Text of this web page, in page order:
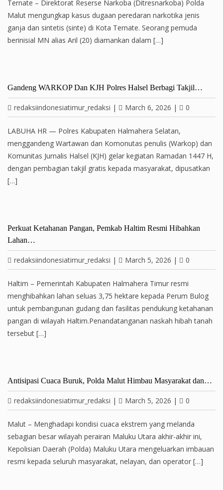
Ternate – Direktorat Reserse Narkoba (Ditresnarkoba) Polda
Malut mengungkap kasus dugaan peredaran narkotika jenis
ganja dan sintetis (sinte) di Kota Ternate. Seorang pemuda
berinisial MN alias Aril (20) diamankan dalam […]
Gandeng WARKOP Dan KJH Polres Halsel Berbagi Takjil…
redaksiindonesiatimur_redaksi | March 6, 2026 | 0
LABUHA HR — Polres Kabupaten Halmahera Selatan,
menggandeng Wartawan dan Komonutas penulis (Warkop) dan
Komunitas Jurnalis Halsel (KJH) gelar kegiatan Ramadan 1447 H,
dengan pembagian takjil gratis kepada masyarakat, dipusatkan
[…]
Perkuat Ketahanan Pangan, Pemkab Haltim Resmi Hibahkan
Lahan…
redaksiindonesiatimur_redaksi | March 5, 2026 | 0
Haltim – Pemerintah Kabupaten Halmahera Timur resmi
menghibahkan lahan seluas 3,75 hektare kepada Perum Bulog
untuk pembangunan gudang dan fasilitas pendukung ketahanan
pangan di wilayah Haltim.Penandatanganan naskah hibah tanah
tersebut […]
Antisipasi Cuaca Buruk, Polda Malut Himbau Masyarakat dan…
redaksiindonesiatimur_redaksi | March 5, 2026 | 0
Malut – Menghadapi kondisi cuaca ekstrem yang melanda
sebagian besar wilayah perairan Maluku Utara akhir-akhir ini,
Kepolisian Daerah (Polda) Maluku Utara mengeluarkan imbauan
resmi kepada seluruh masyarakat, nelayan, dan operator […]